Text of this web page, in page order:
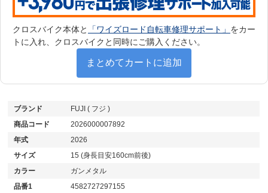
クロスバイク本体と 「ワイズロード自転車修理サポート」 をカー
トに入れ、クロスバイクと同時にご購入ください。
まとめてカートに追加
ブランド
FUJI ( フジ )
商品コード
2026000007892
年式
2026
サイズ
15 (身長目安160cm前後)
カラー
ガンメタル
品番1
4582727297155